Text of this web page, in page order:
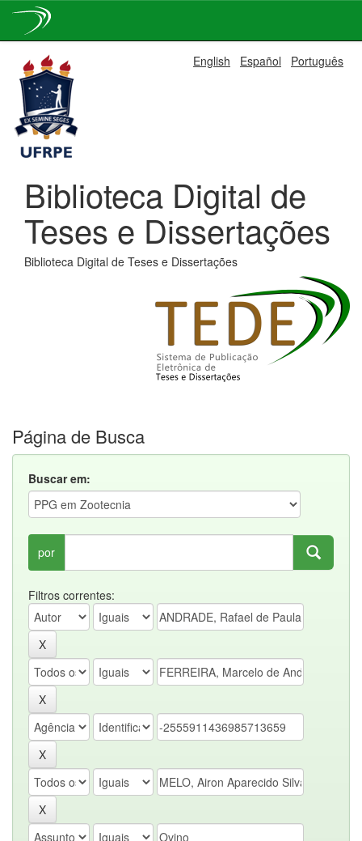
navigation
English Español Português
Biblioteca Digital de
Teses e Dissertações
Biblioteca Digital de Teses e Dissertações
Página de Busca
Buscar em:
por
Filtros correntes: